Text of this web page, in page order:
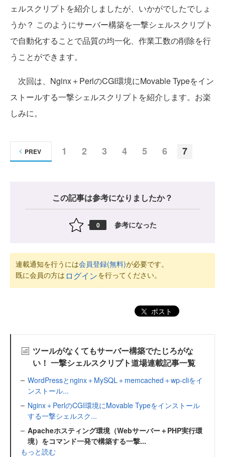
ェルスクリプトを紹介しましたが、いかがでしたでしょ
うか？ このようにサーバー構築を一撃シェルスクリプト
で自動化することで品質の均一化、作業工数の削除を行
うことができます。
次回は、Nginx＋PerlのCGI環境にMovable Typeをイン
ストールする一撃シェルスクリプトを紹介します。お楽
しみに。
1 2 3 4 5 6 7
PREV
この記事は参考になりましたか？
0 参考になった
連載通知を行うには会員登録(無料)が必要です。
既に会員の方は ログインを行ってください。
ポスト
ツールがなくてもサーバー構築でたじろがな
い！ 一撃シェルスクリプト道場連載記事一覧
WordPressとnginx＋MySQL＋memcached＋wp-cliをイ
ンストール...
Nginx＋PerlのCGI環境にMovable Typeをインストール
する一撃シェルスク...
Apacheホスティング環境（Webサーバー＋PHP実行環
境）をコマンド一発で構築する一撃...
もっと読む